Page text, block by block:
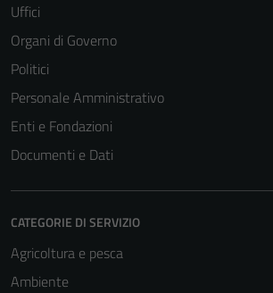
Uffici
Organi di Governo
Politici
Personale Amministrativo
Enti e Fondazioni
Documenti e Dati
CATEGORIE DI SERVIZIO
Agricoltura e pesca
Ambiente